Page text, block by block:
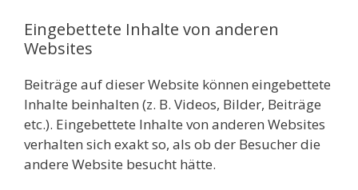
Eingebettete Inhalte von anderen
Websites
Beiträge auf dieser Website können eingebettete
Inhalte beinhalten (z. B. Videos, Bilder, Beiträge
etc.). Eingebettete Inhalte von anderen Websites
verhalten sich exakt so, als ob der Besucher die
andere Website besucht hätte.